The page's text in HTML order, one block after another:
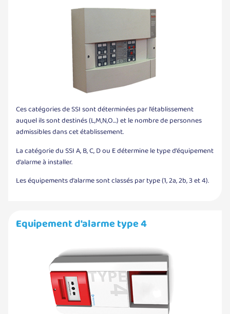
Ces catégories de SSI sont déterminées par l’établissement
auquel ils sont destinés (L,M,N,O…) et le nombre de personnes
admissibles dans cet établissement.
La catégorie du SSI A, B, C, D ou E détermine le type d’équipement
d’alarme à installer.
Les équipements d’alarme sont classés par type (1, 2a, 2b, 3 et 4).
Equipement d'alarme type 4